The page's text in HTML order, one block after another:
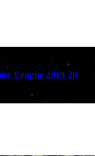
League 2019-20